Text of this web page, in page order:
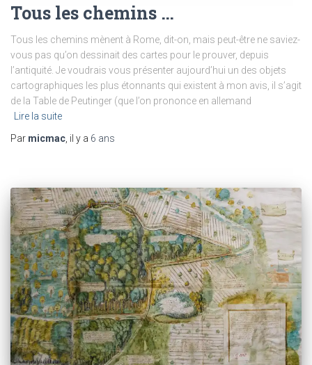
Tous les chemins …
Tous les chemins mènent à Rome, dit-on, mais peut-être ne saviez-
vous pas qu’on dessinait des cartes pour le prouver, depuis
l’antiquité. Je voudrais vous présenter aujourd’hui un des objets
cartographiques les plus étonnants qui existent à mon avis, il s’agit
de la Table de Peutinger (que l’on prononce en allemand
Lire la suite
Par micmac , il y a 6 ans